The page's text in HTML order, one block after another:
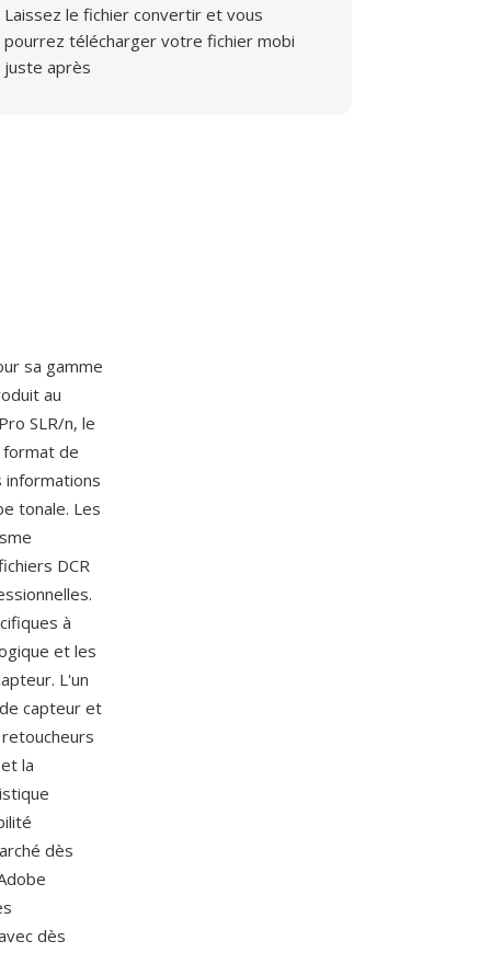
Laissez le fichier convertir et vous
pourrez télécharger votre fichier mobi
juste après
sa gamme
au
SLR/n, le
format de
informations
tonale. Les
DCR
à
et les
L'un
capteur et
la
dès
dès